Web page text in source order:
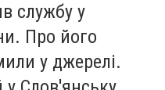
службу у
Про його
у джерелі.